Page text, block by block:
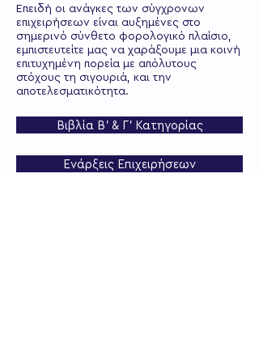
Επειδή οι ανάγκες των σύγχρονων
επιχειρήσεων είναι αυξημένες στο
σημερινό σύνθετο φορολογικό πλαίσιο,
εμπιστευτείτε μας να χαράξουμε μια κοινή
επιτυχημένη πορεία με απόλυτους
στόχους τη σιγουριά, και την
αποτελεσματικότητα.
Βιβλία Β' & Γ' Κατηγορίας
Ενάρξεις Επιχειρήσεων